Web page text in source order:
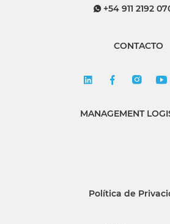
+54 911 2192
CONTACTO
MANAGEMENT
Política de